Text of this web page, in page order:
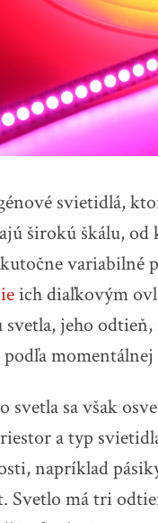
svietidlá,
širokú škálu, od
variabilné
ich diaľkovým
jeho
svetla sa však
a typ
napríklad
Svetlo má tri